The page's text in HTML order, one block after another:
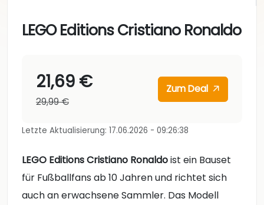
LEGO Editions Cristiano Ronaldo
21,69 €
29,99 €
Zum Deal
Letzte Aktualisierung: 17.06.2026 - 09:26:38
LEGO Editions Cristiano Ronaldoist ein Bauset
für Fußballfans ab 10 Jahren und richtet sich
auch an erwachsene Sammler. Das Modell